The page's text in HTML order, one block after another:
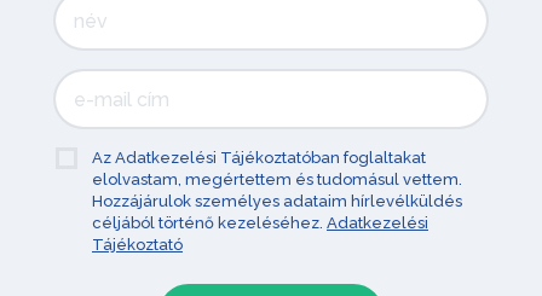
Az Adatkezelési Tájékoztatóban foglaltakat
elolvastam, megértettem és tudomásul vettem.
Hozzájárulok személyes adataim hírlevélküldés
céljából történő kezeléséhez. Adatkezelési
Tájékoztató